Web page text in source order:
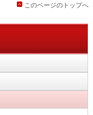
このページのトップへ